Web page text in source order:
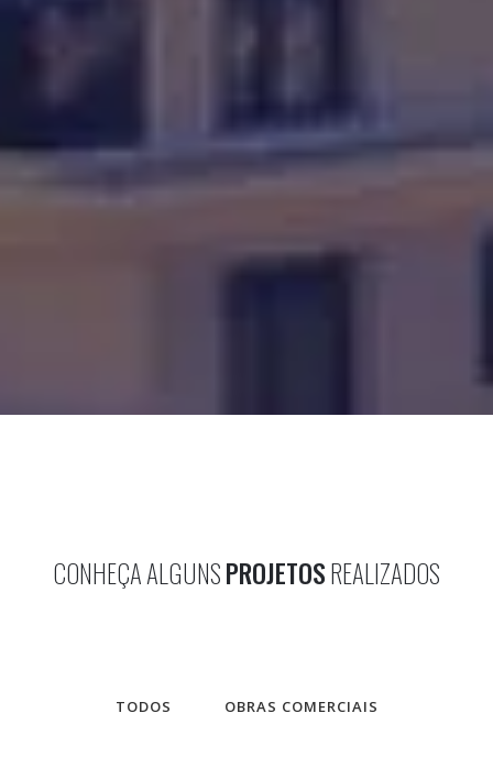
CONHEÇA ALGUNSPROJETOSREALIZADOS
TODOS OBRAS COMERCIAIS